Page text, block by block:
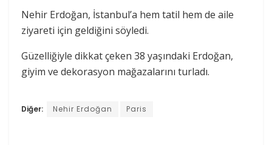
Nehir Erdoğan, İstanbul’a hem tatil hem de aile
ziyareti için geldiğini söyledi.
Güzelliğiyle dikkat çeken 38 yaşındaki Erdoğan,
giyim ve dekorasyon mağazalarını turladı.
Diğer: Nehir Erdoğan Paris